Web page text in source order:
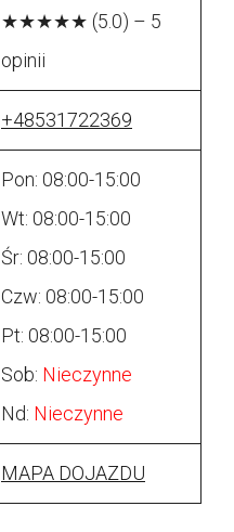
★★★★★ (5.0) – 5
opinii
+48531722369
Pon: 08:00-15:00
Wt: 08:00-15:00
Śr: 08:00-15:00
Czw: 08:00-15:00
Pt: 08:00-15:00
Sob: Nieczynne
Nd: Nieczynne
MAPA DOJAZDU